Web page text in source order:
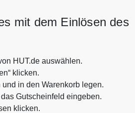
mit dem Einlösen des
HUT.de auswählen.
klicken.
in den Warenkorb legen.
Gutscheinfeld eingeben.
klicken.